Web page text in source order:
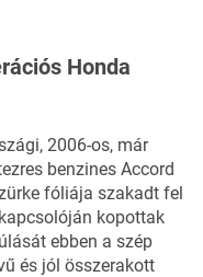
Honda
2006-os, már
benzines Accord
fóliája szakadt fel
kopottak
ebben a szép
és jól összerakott